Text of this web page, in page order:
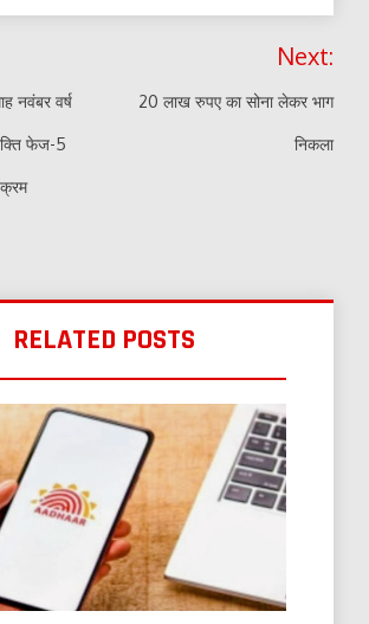
नवंबर वर्ष
फेज-5
Next:
20 लाख रुपए का सोना लेकर भाग
निकला
RELATED POSTS